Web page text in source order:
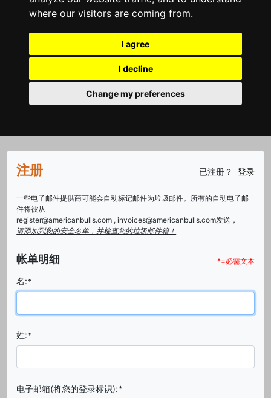
where our visitors are coming from.
I agree
I decline
Change my preferences
注册 登录
已注册？
一些电子邮件提供商可能会自动标记邮件为垃圾邮件。所有的自动电子邮
件将被从
register@americanbulls.com , invoices@americanbulls.com发送，
请添加到您的安全名单，并检查您的垃圾邮件箱！
帐单明细 *=必需文本
名:*
姓:*
电子邮箱(将您的登录标识):*